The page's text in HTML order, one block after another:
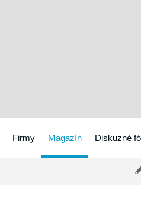
Firmy Magazín Diskuzné